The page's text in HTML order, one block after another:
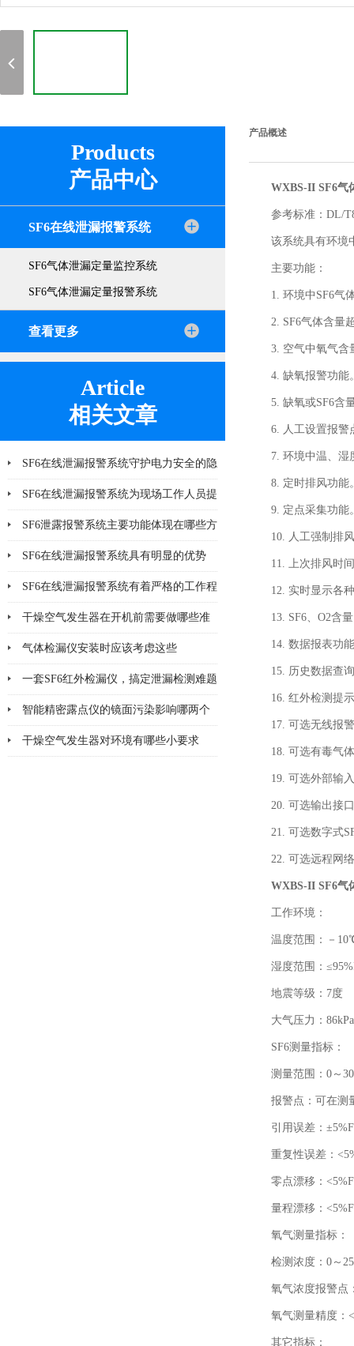
Products
产品中心
SF6在线泄漏报警系统
SF6气体泄漏定量监控系统
SF6气体泄漏定量报警系统
查看更多
Article
相关文章
SF6在线泄漏报警系统守护电力安全的隐
形力量
SF6在线泄漏报警系统为现场工作人员提
供更多一层可靠保护
SF6泄露报警系统主要功能体现在哪些方
面
SF6在线泄漏报警系统具有明显的优势
SF6在线泄漏报警系统有着严格的工作程
序和要求
干燥空气发生器在开机前需要做哪些准
备工作
气体检漏仪安装时应该考虑这些
一套SF6红外检漏仪，搞定泄漏检测难题
智能精密露点仪的镜面污染影响哪两个
方面
干燥空气发生器对环境有哪些小要求
产品概述
WXBS-II SF6气
参考标准：DL/
该系统具有环境
主要功能：
1. 环境中SF6气
2. SF6气体含量
3. 空气中氧气含
4. 缺氧报警功能
5. 缺氧或SF6含
6. 人工设置报警
7. 环境中温、湿
8. 定时排风功能
9. 定点采集功能
10. 人工强制排
11. 上次排风时
12. 实时显示各
13. SF6、O2含
14. 数据报表功
15. 历史数据查
16. 红外检测提
17. 可选无线报
18. 可选有毒气
19. 可选外部输
20. 可选输出接
21. 可选数字式
22. 可选远程网
WXBS-II SF6气
工作环境：
温度范围：－
湿度范围：
地震等级：7度
大气压力：
SF6测量指标：
测量范围：0～
报警点：可在测
引用误差：
重复性误差：
零点漂移：
量程漂移：
氧气测量指标：
检测浓度：0～
氧气浓度报警点
氧气测量精度：
其它指标：